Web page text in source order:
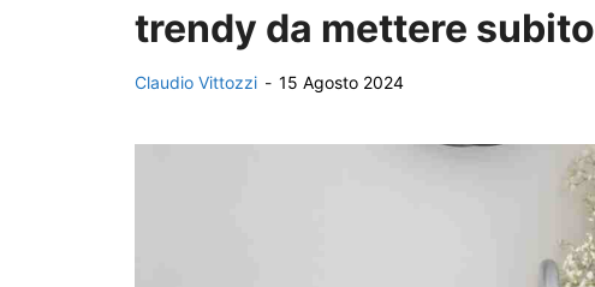
trendy da mettere subito
Claudio Vittozzi - 15 Agosto 2024